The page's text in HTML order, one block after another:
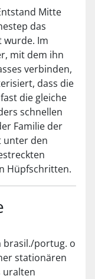
Mitte
das
wurde. Im
mit dem ihn
verbinden,
dass die
die gleiche
schnellen
Familie der
unter den
Hüpfschritten.
brasil./portug. o
stationären
uralten